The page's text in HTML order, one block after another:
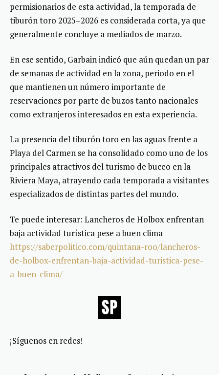
permisionarios de esta actividad, la temporada de
tiburón toro 2025–2026 es considerada corta, ya que
generalmente concluye a mediados de marzo.
En ese sentido, Garbain indicó que aún quedan un par
de semanas de actividad en la zona, periodo en el
que mantienen un número importante de
reservaciones por parte de buzos tanto nacionales
como extranjeros interesados en esta experiencia.
La presencia del tiburón toro en las aguas frente a
Playa del Carmen se ha consolidado como uno de los
principales atractivos del turismo de buceo en la
Riviera Maya, atrayendo cada temporada a visitantes
especializados de distintas partes del mundo.
Te puede interesar: Lancheros de Holbox enfrentan
baja actividad turística pese a buen clima
https://saberpolitico.com/quintana-roo/lancheros-
de-holbox-enfrentan-baja-actividad-turistica-pese-
a-buen-clima/
¡Síguenos en redes!